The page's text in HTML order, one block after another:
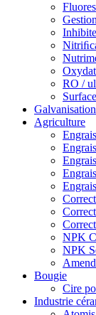
Fluores
RO /
Agriculture
NPK
NPK
Bougie
Cire
Industrie